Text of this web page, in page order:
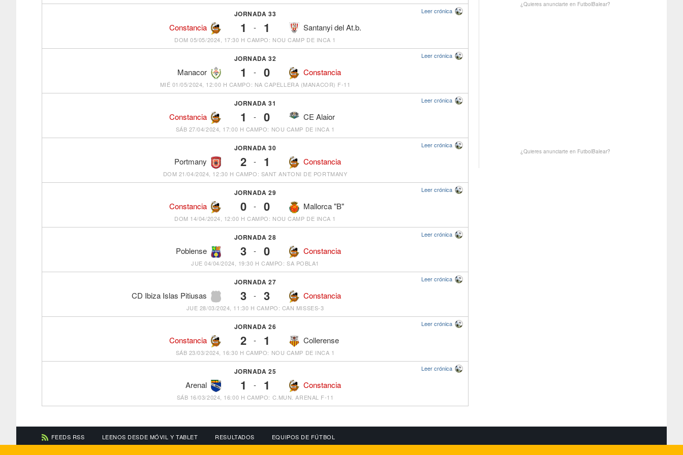
JORNADA 33
Constancia 1 - Santanyi del At.b.
1
DOM 05/05/2024, 17:30 H CAMPO: NOU CAMP DE INCA 1
Leer crónica
JORNADA 32
Manacor 1 - Constancia
0
MIÉ 01/05/2024, 12:00 H CAMPO: NA CAPELLERA (MANACOR) F-11
Leer crónica
JORNADA 31
Constancia 1 - CE Alaior
0
SÁB 27/04/2024, 17:00 H CAMPO: NOU CAMP DE INCA 1
Leer crónica
JORNADA 30
Portmany 2 - Constancia
1
DOM 21/04/2024, 12:30 H CAMPO: SANT ANTONI DE PORTMANY
Leer crónica
JORNADA 29
Constancia 0 - Mallorca "B"
0
DOM 14/04/2024, 12:00 H CAMPO: NOU CAMP DE INCA 1
Leer crónica
JORNADA 28
Poblense 3 - Constancia
0
JUE 04/04/2024, 19:30 H CAMPO: SA POBLA1
Leer crónica
JORNADA 27
CD Ibiza Islas Pitiusas 3 - Constancia
3
JUE 28/03/2024, 11:30 H CAMPO: CAN MISSES-3
Leer crónica
JORNADA 26
Constancia 2 - Collerense
1
SÁB 23/03/2024, 16:30 H CAMPO: NOU CAMP DE INCA 1
Leer crónica
JORNADA 25
Arenal 1 - Constancia
1
SÁB 16/03/2024, 16:00 H CAMPO: C.MUN. ARENAL F-11
Leer crónica
¿Quieres anunciarte en FutbolBalear?
¿Quieres anunciarte en FutbolBalear?
FEEDS RSS LEENOS DESDE MÓVIL Y TABLET RESULTADOS EQUIPOS DE FÚTBOL